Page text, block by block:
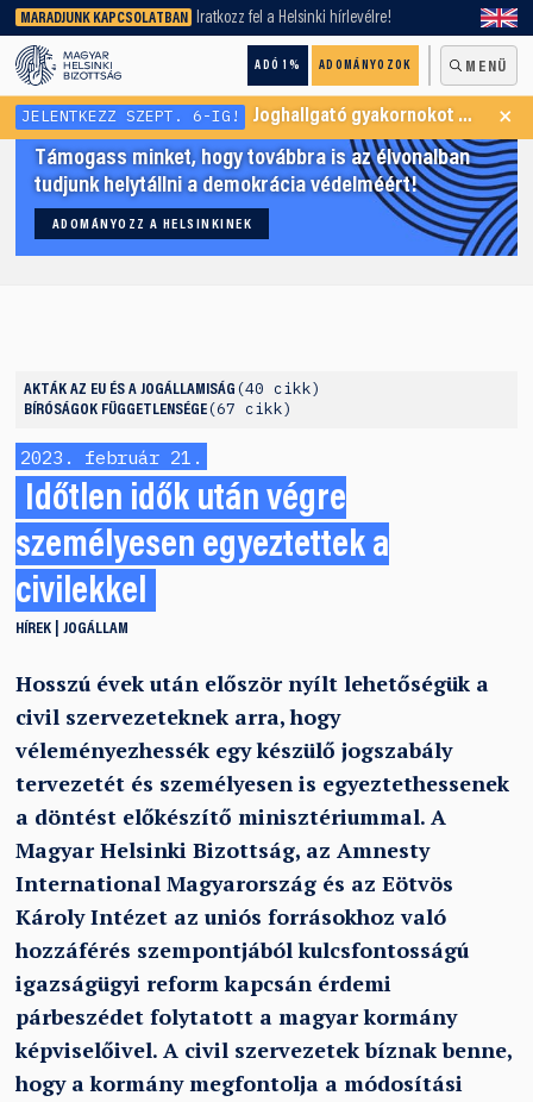
MARADJUNK KAPCSOLATBAN Iratkozz fel a Helsinki hírlevélre!
ADÓ 1% ADOMÁNYOZOK MENÜ
keresőnket!
JELENTKEZZ SZEPT. 6-IG! Joghallgató gyakornokot keresünk Menekültügyi Programunkba ×
Támogass minket, hogy továbbra is az élvonalban
tudjunk helytállni a demokrácia védelméért!
ADOMÁNYOZZ A HELSINKINEK
AKTÁK AZ EU ÉS A JOGÁLLAMISÁG 40 cikk
BÍRÓSÁGOK FÜGGETLENSÉGE 67 cikk
2023. február 21.
Időtlen idők után végre
személyesen egyeztettek a
civilekkel
HÍREK JOGÁLLAM
Hosszú évek után először nyílt lehetőségük a
civil szervezeteknek arra, hogy
véleményezhessék egy készülő jogszabály
tervezetét és személyesen is egyeztethessenek
a döntést előkészítő minisztériummal. A
Magyar Helsinki Bizottság, az Amnesty
International Magyarország és az Eötvös
Károly Intézet az uniós forrásokhoz való
hozzáférés szempontjából kulcsfontosságú
igazságügyi reform kapcsán érdemi
párbeszédet folytatott a magyar kormány
képviselőivel. A civil szervezetek bíznak benne,
hogy a kormány megfontolja a módosítási